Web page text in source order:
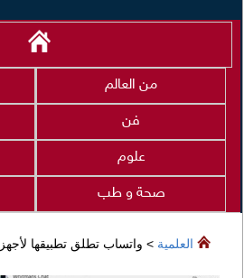
من العالم
فن
علوم
صحة و طب
العلمية > واتساب تطلق تطبيقها